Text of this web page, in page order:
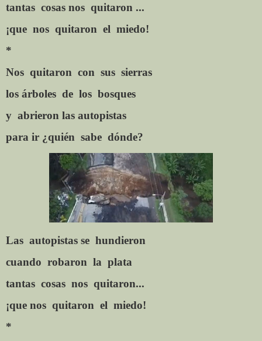
tantas cosas nos quitaron ...
¡que nos quitaron el miedo!
*
Nos quitaron con sus sierras
los árboles de los bosques
y abrieron las autopistas
para ir ¿quién sabe dónde?
Las autopistas se hundieron
cuando robaron la plata
tantas cosas nos quitaron...
¡que nos quitaron el miedo!
*